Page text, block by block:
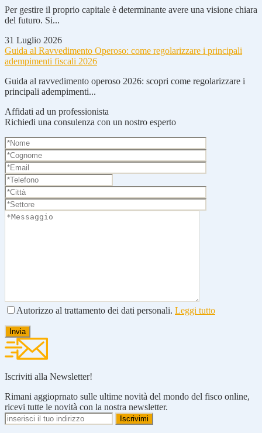
Per gestire il proprio capitale è determinante avere una visione chiara
del futuro. Si...
31 Luglio 2026
Guida al Ravvedimento Operoso: come regolarizzare i principali
adempimenti fiscali 2026
Guida al ravvedimento operoso 2026: scopri come regolarizzare i
principali adempimenti...
Affidati ad un professionista
Richiedi una consulenza con un nostro esperto
Autorizzo al trattamento dei dati personali. Leggi tutto
Iscriviti alla Newsletter!
Rimani aggioprnato sulle ultime novità del mondo del fisco online,
ricevi tutte le novità con la nostra newsletter.